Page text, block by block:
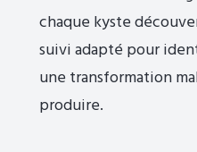
chaque kyste
suivi adapté pour
une transformation
produire.